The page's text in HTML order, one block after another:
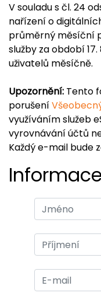
V souladu s čl. 24
nařízení o
průměrný měsíční
služby za období 17.
uživatelů měsíčně.
Upozornění: Tento
porušení
využíváním služeb
vyrovnávání účtů
Každý e-mail bude